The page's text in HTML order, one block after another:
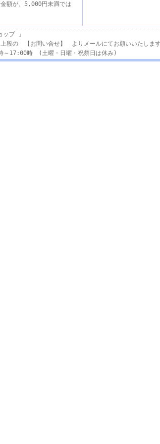
額が、5,000円未満では
ップ 」
段の 【お問い合せ】 よりメールにてお願いいたしま
17:00時 (土曜・日曜・祝祭日は休み)